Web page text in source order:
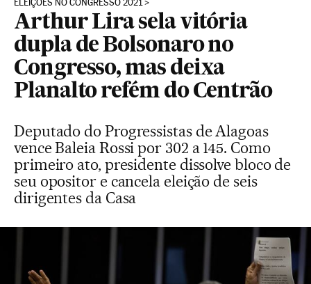
ELEIÇÕES NO CONGRESSO 2021
Arthur Lira sela vitória
dupla de Bolsonaro no
Congresso, mas deixa
Planalto refém do Centrão
Deputado do Progressistas de Alagoas
vence Baleia Rossi por 302 a 145. Como
primeiro ato, presidente dissolve bloco de
seu opositor e cancela eleição de seis
dirigentes da Casa